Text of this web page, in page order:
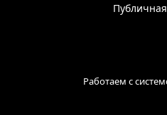
Работаем с